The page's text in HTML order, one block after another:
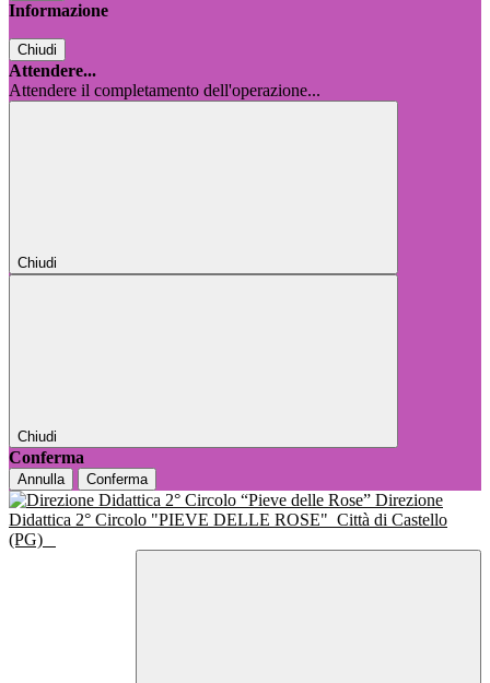
Informazione
Chiudi
Attendere...
Attendere il completamento dell'operazione...
Chiudi
Chiudi
Conferma
Annulla Conferma
Direzione
Didattica 2° Circolo "PIEVE DELLE ROSE" Città di Castello
(PG)